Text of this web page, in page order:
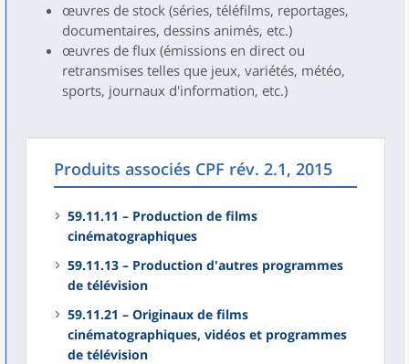
œuvres de stock (séries, téléfilms, reportages,
documentaires, dessins animés, etc.)
œuvres de flux (émissions en direct ou
retransmises telles que jeux, variétés, météo,
sports, journaux d'information, etc.)
Produits associés CPF rév. 2.1, 2015
59.11.11 – Production de films
cinématographiques
59.11.13 – Production d'autres programmes
de télévision
59.11.21 – Originaux de films
cinématographiques, vidéos et programmes
de télévision